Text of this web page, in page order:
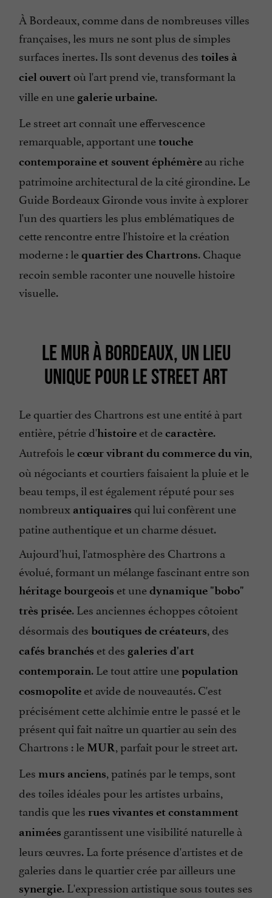
À Bordeaux, comme dans de nombreuses villes
françaises, les murs ne sont plus de simples
surfaces inertes. Ils sont devenus des toiles à
ciel ouvert où l'art prend vie, transformant la
ville en une galerie urbaine.
Le street art connaît une effervescence
remarquable, apportant unetouche
contemporaine et souvent éphémère au riche
patrimoine architectural de la cité girondine. Le
Guide Bordeaux Gironde vous invite à explorer
l'un des quartiers les plus emblématiques de
cette rencontre entre l'histoire et la création
moderne : lequartier des Chartrons. Chaque
recoin semble raconter une nouvelle histoire
visuelle.
LE MUR À BORDEAUX, UN LIEU
UNIQUE POUR LE STREET ART
Le quartier des Chartrons est une entité à part
entière, pétrie d'histoire et decaractère.
Autrefois lecœur vibrant du commerce du vin,
où négociants et courtiers faisaient la pluie et le
beau temps, il est également réputé pour ses
nombreux antiquaires qui lui confèrent une
patine authentique et un charme désuet.
Aujourd'hui, l'atmosphère des Chartrons a
évolué, formant un mélange fascinant entre son
héritage bourgeois et unedynamique "bobo"
très prisée. Les anciennes échoppes côtoient
désormais des boutiques de créateurs, des
cafés branchés et des galeries d'art
contemporain. Le tout attire unepopulation
cosmopolite et avide de nouveautés. C'est
précisément cette alchimie entre le passé et le
présent qui fait naître un quartier au sein des
Chartrons : le MUR, parfait pour le street art.
Les murs anciens, patinés par le temps, sont
des toiles idéales pour les artistes urbains,
tandis que les rues vivantes et constamment
animées garantissent une visibilité naturelle à
leurs œuvres. La forte présence d'artistes et de
galeries dans le quartier crée par ailleurs une
synergie. L'expression artistique sous toutes ses